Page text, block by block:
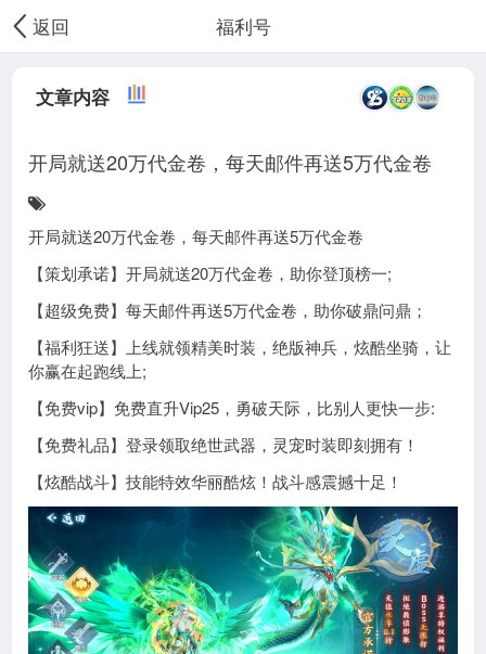
返回 福利号
文章内容
开局就送20万代金卷，每天邮件再送5万代金卷
开局就送20万代金卷，每天邮件再送5万代金卷
【策划承诺】开局就送20万代金卷，助你登顶榜一;
【超级免费】每天邮件再送5万代金卷，助你破鼎问鼎；
【福利狂送】上线就领精美时装，绝版神兵，炫酷坐骑，让
你赢在起跑线上;
【免费vip】免费直升Vip25，勇破天际，比别人更快一步:
【免费礼品】登录领取绝世武器，灵宠时装即刻拥有！
【炫酷战斗】技能特效华丽酷炫！战斗感震撼十足！